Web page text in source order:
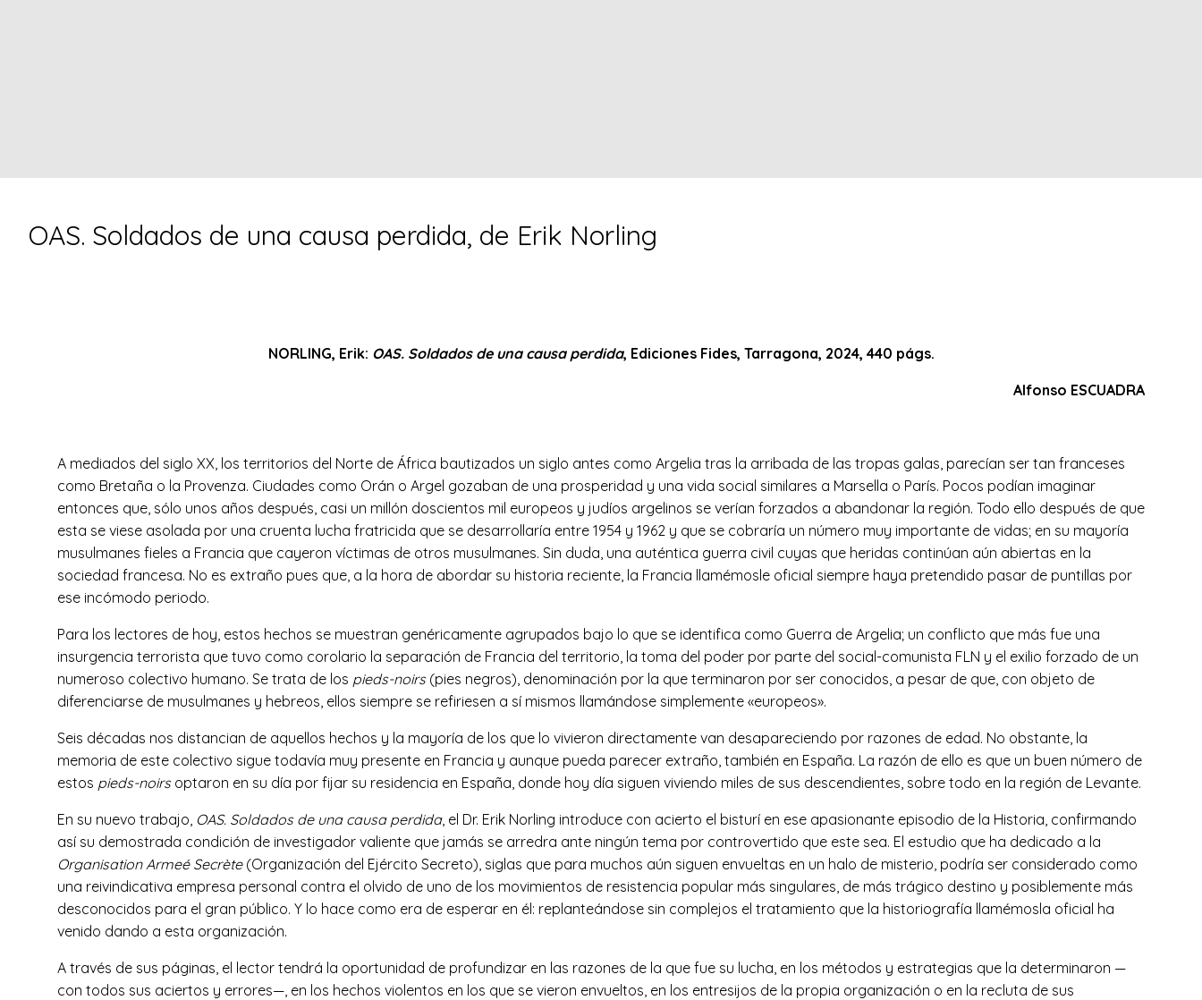
OAS. Soldados de una causa perdida, de Erik Norling
NORLING, Erik: OAS. Soldados de una causa perdida, Ediciones Fides, Tarragona, 2024, 440 págs.
Alfonso ESCUADRA
A mediados del siglo XX, los territorios del Norte de África bautizados un siglo antes como Argelia tras la arribada de las tropas galas, parecían ser tan franceses
como Bretaña o la Provenza. Ciudades como Orán o Argel gozaban de una prosperidad y una vida social similares a Marsella o París. Pocos podían imaginar
entonces que, sólo unos años después, casi un millón doscientos mil europeos y judíos argelinos se verían forzados a abandonar la región. Todo ello después de que
esta se viese asolada por una cruenta lucha fratricida que se desarrollaría entre 1954 y 1962 y que se cobraría un número muy importante de vidas; en su mayoría
musulmanes fieles a Francia que cayeron víctimas de otros musulmanes. Sin duda, una auténtica guerra civil cuyas que heridas continúan aún abiertas en la
sociedad francesa. No es extraño pues que, a la hora de abordar su historia reciente, la Francia llamémosle oficial siempre haya pretendido pasar de puntillas por
ese incómodo periodo.
Para los lectores de hoy, estos hechos se muestran genéricamente agrupados bajo lo que se identifica como Guerra de Argelia; un conflicto que más fue una
insurgencia terrorista que tuvo como corolario la separación de Francia del territorio, la toma del poder por parte del social-comunista FLN y el exilio forzado de un
numeroso colectivo humano. Se trata de los pieds-noirs(pies negros), denominación por la que terminaron por ser conocidos, a pesar de que, con objeto de
diferenciarse de musulmanes y hebreos, ellos siempre se refiriesen a sí mismos llamándose simplemente «europeos».
Seis décadas nos distancian de aquellos hechos y la mayoría de los que lo vivieron directamente van desapareciendo por razones de edad. No obstante, la
memoria de este colectivo sigue todavía muy presente en Francia y aunque pueda parecer extraño, también en España. La razón de ello es que un buen número de
estos pieds-noirsoptaron en su día por fijar su residencia en España, donde hoy día siguen viviendo miles de sus descendientes, sobre todo en la región de Levante.
En su nuevo trabajo, OAS. Soldados de una causa perdida, el Dr. Erik Norling introduce con acierto el bisturí en ese apasionante episodio de la Historia, confirmando
así su demostrada condición de investigador valiente que jamás se arredra ante ningún tema por controvertido que este sea. El estudio que ha dedicado a la
Organisation Armeé Secrète(Organización del Ejército Secreto), siglas que para muchos aún siguen envueltas en un halo de misterio, podría ser considerado como
una reivindicativa empresa personal contra el olvido de uno de los movimientos de resistencia popular más singulares, de más trágico destino y posiblemente más
desconocidos para el gran público. Y lo hace como era de esperar en él: replanteándose sin complejos el tratamiento que la historiografía llamémosla oficial ha
venido dando a esta organización.
A través de sus páginas, el lector tendrá la oportunidad de profundizar en las razones de la que fue su lucha, en los métodos y estrategias que la determinaron —
con todos sus aciertos y errores—, en los hechos violentos en los que se vieron envueltos, en los entresijos de la propia organización o en la recluta de sus